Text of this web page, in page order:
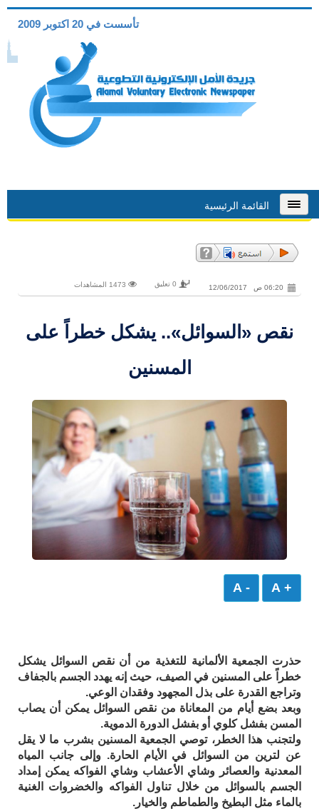
تأسست في 20 اكتوبر 2009
القائمة الرئيسية
06:20 ص 12/06/2017 0 تعليق
نقص «السوائل».. يشكل خطراً على
المسنين
+ A
- A
حذرت الجمعية الألمانية للتغذية من أن نقص السوائل يشكل
خطراً على المسنين في الصيف، حيث إنه يهدد الجسم بالجفاف
وتراجع القدرة على بذل المجهود وفقدان الوعي.
وبعد بضع أيام من المعاناة من نقص السوائل يمكن أن يصاب
المسن بفشل كلوي أو بفشل الدورة الدموية.
ولتجنب هذا الخطر، توصي الجمعية المسنين بشرب ما لا يقل
عن لترين من السوائل في الأيام الحارة. وإلى جانب المياه
المعدنية والعصائر وشاي الأعشاب وشاي الفواكه يمكن إمداد
الجسم بالسوائل من خلال تناول الفواكه والخضروات الغنية
بالماء مثل البطيخ والطماطم والخيار.